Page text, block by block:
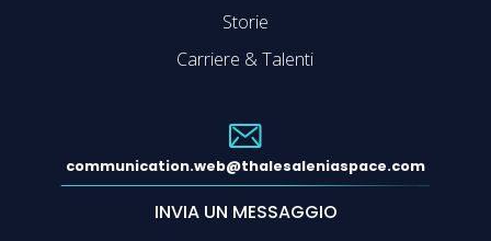
Storie
Carriere & Talenti
communication.web@thalesaleniaspace.com
INVIA UN MESSAGGIO